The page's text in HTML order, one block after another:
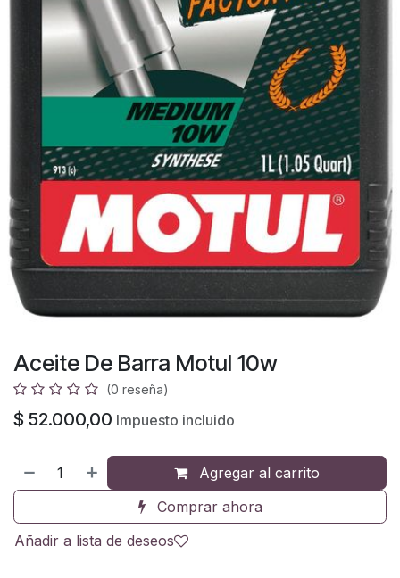
Aceite De Barra Motul 10w
(0 reseña)
$ 52.000,00 Impuesto incluido
Agregar al carrito
Comprar ahora
Añadir a lista de deseos